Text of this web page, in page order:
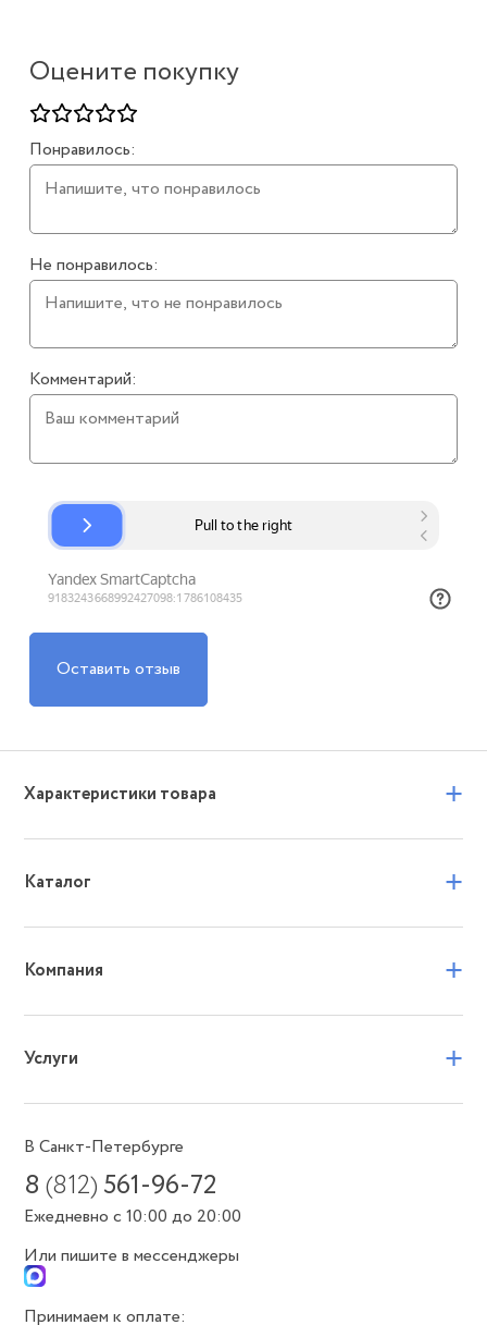
Оцените покупку
Понравилось:
Не понравилось:
Комментарий:
Оставить отзыв
Характеристики товара +
Каталог +
Компания +
Услуги +
В Санкт-Петербурге
8(812) 561-96-72
Ежедневно с 10:00 до 20:00
Или пишите в мессенджеры
Принимаем к оплате: